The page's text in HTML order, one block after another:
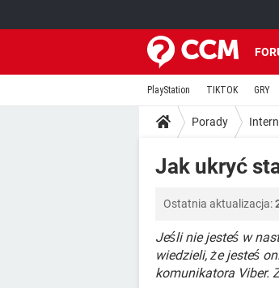
PlayStation TIKTOK GRY
Porady
Jak ukryć
Ostatnia aktualizacja:
Jeśli nie jesteś w
wiedzieli, że jesteś
komunikatora Viber.